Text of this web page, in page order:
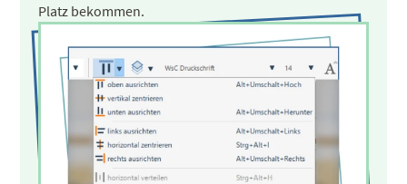
Platz bekommen.